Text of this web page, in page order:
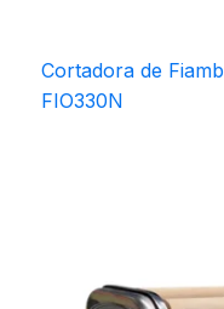
Cortadora de
FIO330N